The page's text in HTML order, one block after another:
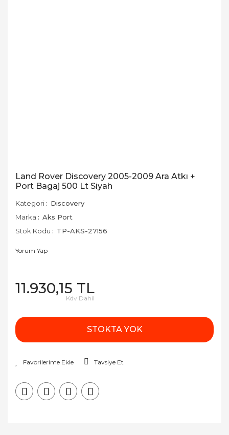
Land Rover Discovery 2005-2009 Ara Atkı +
Port Bagaj 500 Lt Siyah
Kategori
Discovery
Marka
Aks Port
Stok Kodu
TP-AKS-27156
Yorum Yap
11.930,15 TL
Kdv Dahil
STOKTA YOK
Tavsiye Et